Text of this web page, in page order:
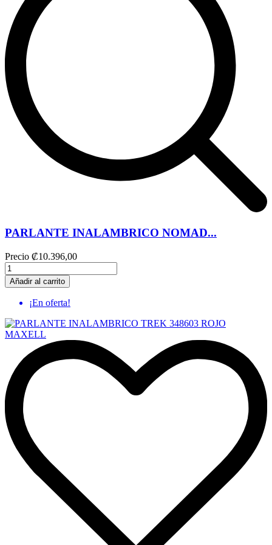
PARLANTE INALAMBRICO NOMAD...
Precio ₡10.396,00
Añadir al carrito
¡En oferta!